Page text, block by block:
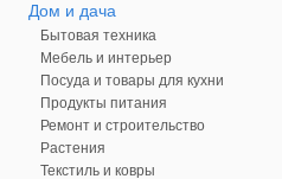
Дом и дача
Бытовая техника
Мебель и интерьер
Посуда и товары для кухни
Продукты питания
Ремонт и строительство
Растения
Текстиль и ковры